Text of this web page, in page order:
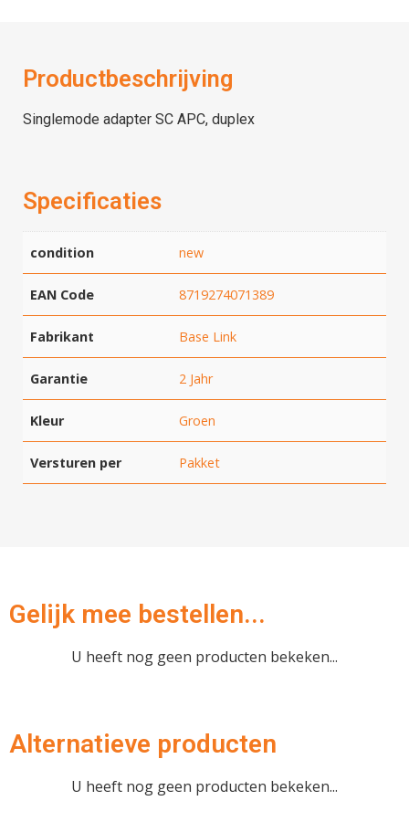
Productbeschrijving
Singlemode adapter SC APC, duplex
Specificaties
condition new
EAN Code 8719274071389
Fabrikant Base Link
Garantie 2 Jahr
Kleur Groen
Versturen per Pakket
Gelijk mee bestellen...
U heeft nog geen producten bekeken...
Alternatieve producten
U heeft nog geen producten bekeken...